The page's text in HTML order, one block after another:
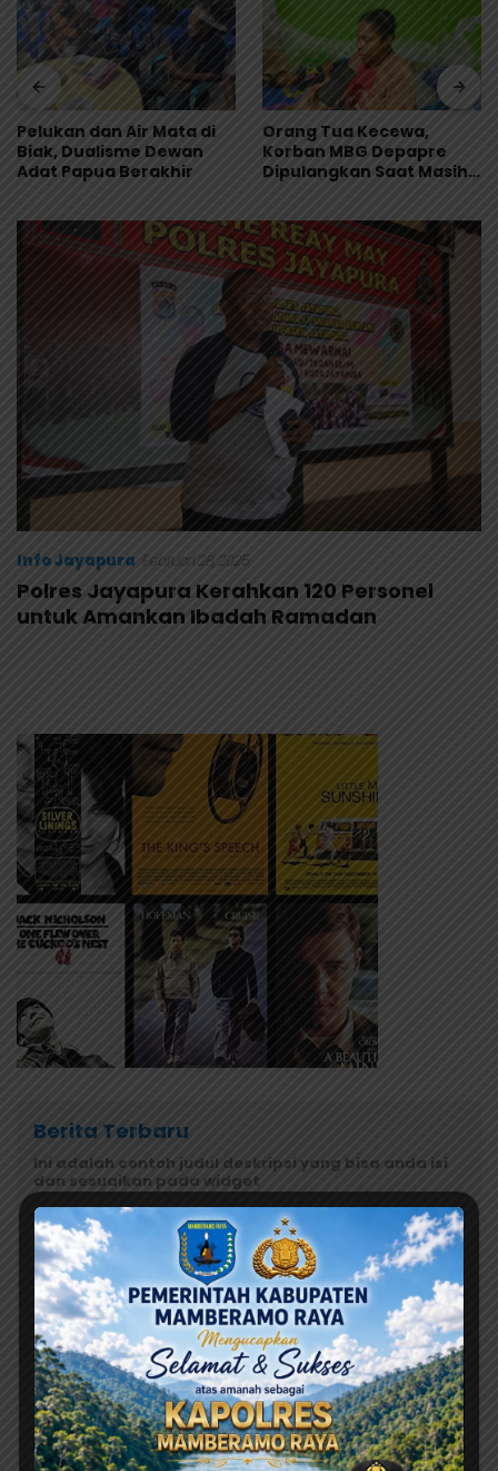
Pelukan dan Air Mata di
Biak, Dualisme Dewan
Adat Papua Berakhir
Orang Tua Kecewa,
Korban MBG Depapre
Dipulangkan Saat Masih
Info Jayapura Februari 28, 2025
Polres Jayapura Kerahkan 120 Personel
untuk Amankan Ibadah Ramadan
Berita Terbaru
Ini adalah contoh judul deskripsi yang bisa anda isi
dan sesuaikan pada widget